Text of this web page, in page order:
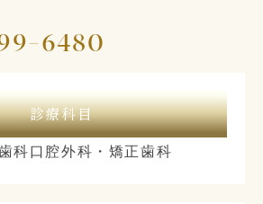
6480
診療科目
科口腔外科・矯正歯科